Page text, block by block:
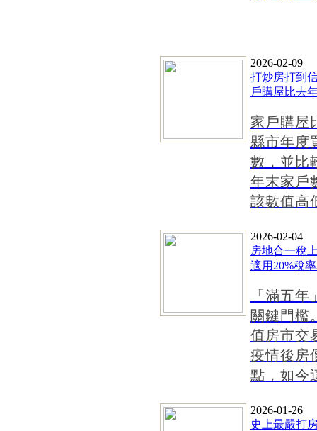
2026-02-09
打炒房打到
戶購屋比去
家戶購屋
縣市年度
數，並比
年末家戶
該數值高
2026-02-04
房地合一稅
適用20%稅
「滿五
關鍵門檻
值房市交
疫情後房
點，如今
2026-01-26
史上最嚴打